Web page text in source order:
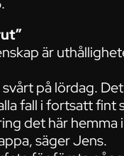
är
på lördag.
fall i fortsatt
det här hemma
säger Jens.